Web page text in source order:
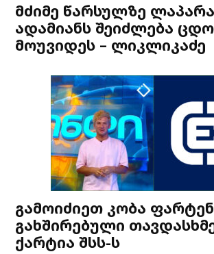
მძიმე წარსულზე
ადამიანს შეიძლება
მოუვიდეს – ლიკლიკაძე
გამოიძიეთ კობა
გახშირებული
ქარტია შსს-ს